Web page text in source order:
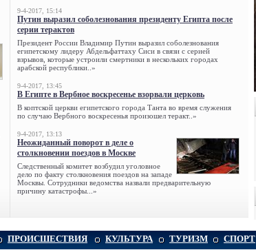
9-4-2017, 15:14
Путин выразил соболезнования президенту Египта после
серии терактов
Президент России Владимир Путин выразил соболезнования
египетскому лидеру Абдельфаттаху Сиси в связи с серией
взрывов, которые устроили смертники в нескольких городах
арабской республики..»
9-4-2017, 13:45
В Египте в Вербное воскресенье взорвали церковь
В коптской церкви египетского города Танта во время служения
по случаю Вербного воскресенья произошел теракт..»
9-4-2017, 13:13
Неожиданный поворот в деле о
столкновении поездов в Москве
Следственный комитет возбудил уголовное
дело по факту столкновения поездов на западе
Москвы. Сотрудники ведомства назвали предварительную
причину катастрофы...»
ПРОИСШЕСТВИЯ КУЛЬТУРА ТУРИЗМ СПОРТ